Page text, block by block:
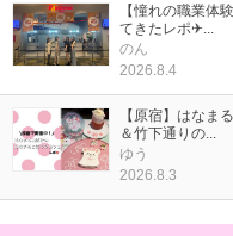
【憧れの職業体
てきたレポ✈...
のん
2026.8.4
【原宿】はなま
＆竹下通りの...
ゆう
2026.8.3